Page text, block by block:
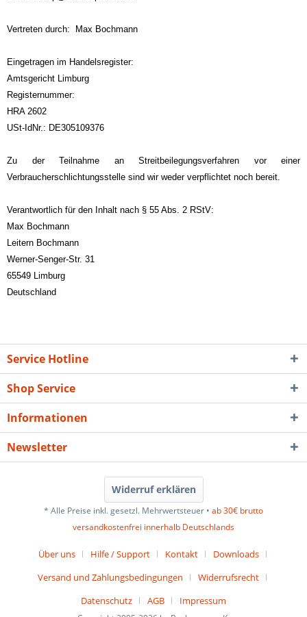
Vertreten durch: Max Bochmann
Eingetragen im Handelsregister:
Amtsgericht Limburg
Registernummer:
HRA 2602
USt-IdNr.: DE305109376
Zu der Teilnahme an Streitbeilegungsverfahren vor einer
Verbraucherschlichtungsstelle sind wir weder verpflichtet noch bereit.
Verantwortlich für den Inhalt nach § 55 Abs. 2 RStV:
Max Bochmann
Leitern Bochmann
Werner-Senger-Str. 31
65549 Limburg
Deutschland
Service Hotline
Shop Service
Informationen
Newsletter
Widerruf erklären
* Alle Preise inkl. gesetzl. Mehrwertsteuer • ab 30€ brutto
versandkostenfrei innerhalb Deutschlands
Über uns Hilfe / Support Kontakt
Downloads
Versand und Zahlungsbedingungen
Widerrufsrecht
Datenschutz
AGB Impressum